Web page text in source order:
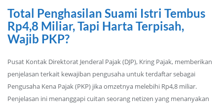
Total Penghasilan Suami Istri Tembus
Rp4,8 Miliar, Tapi Harta Terpisah,
Wajib PKP?
Pusat Kontak Direktorat Jenderal Pajak (DJP), Kring Pajak, memberikan
penjelasan terkait kewajiban pengusaha untuk terdaftar sebagai
Pengusaha Kena Pajak (PKP) jika omzetnya melebihi Rp4,8 miliar.
Penjelasan ini menanggapi cuitan seorang netizen yang menanyakan